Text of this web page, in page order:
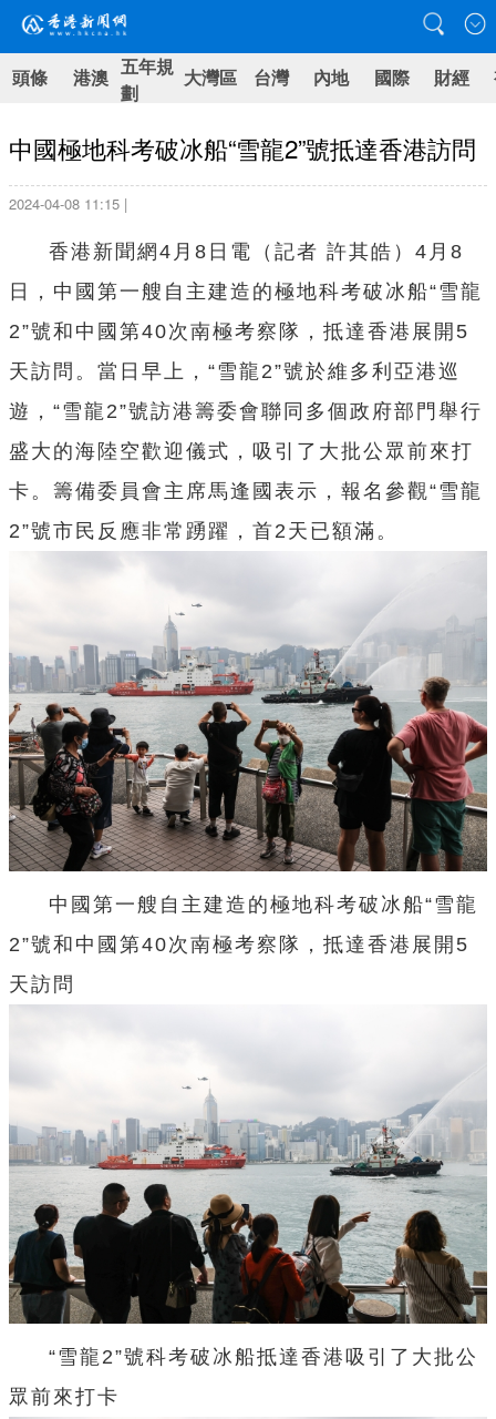
頭條 港澳 五年規
劃
大灣區 台灣 內地 國際 財經
中國極地科考破冰船“雪龍2”號抵達香港訪問
2024-04-08 11:15 |
香港新聞網4月8日電（記者 許其皓） 4月8
日，中國第一艘自主建造的極地科考破冰船“雪龍
2”號和中國第40次南極考察隊，抵達香港展開5
天訪問。當日早上，“雪龍2”號於維多利亞港巡
遊，“雪龍2”號訪港籌委會聯同多個政府部門舉行
盛大的海陸空歡迎儀式，吸引了大批公眾前來打
卡。籌備委員會主席馬逢國表示，報名參觀“雪龍
2”號市民 反應非常踴躍，首2天已額滿。
中國第一艘自主建造的極地科考破冰船“雪龍
2”號和中國第40次南極考察隊，抵達香港展開5
天訪問
“雪龍2”號科考破冰船抵達香港吸引了大批公
眾前來打卡